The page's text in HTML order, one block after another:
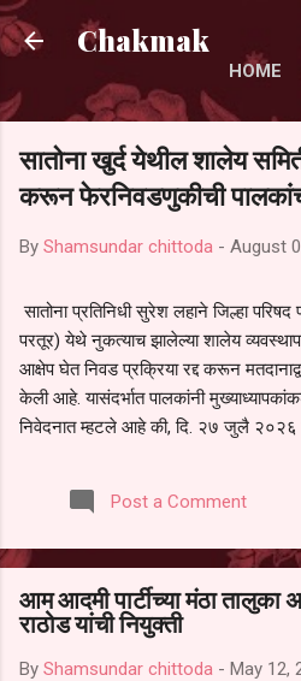
Skip to main
Chakmak
HOME
सातोना खुर्द येथील शालेय
करून फेरनिवडणुकीची
By Shamsundar chittoda - August
सातोना प्रतिनिधी सुरेश लहाने जिल्हा परिषद
परतूर) येथे नुकत्याच झालेल्या शालेय
आक्षेप घेत निवड प्रक्रिया रद्द करून
केली आहे. यासंदर्भात पालकांनी
निवेदनात म्हटले आहे की, दि. २७ जुलै २०२६
पालकांना देण्यात आली नसल्याने मोठ्या
नाहीत. तसेच सर्व पालकांना विश्वासात न घेता
करण्यात यावी आणि सर्व पालकांच्या
फेरनिवडणूक घेण्यात यावी, अशी मागणी
जिल्हा शिक्षण अधिकारी (प्राथमिक), जालना
परतूर यांनाही पाठविण्यात आल्या असून
Post a Comment
आम आदमी पार्टीच्या मंठा तालुका
राठोड यांची नियुक्ती
By Shamsundar chittoda - May 12,